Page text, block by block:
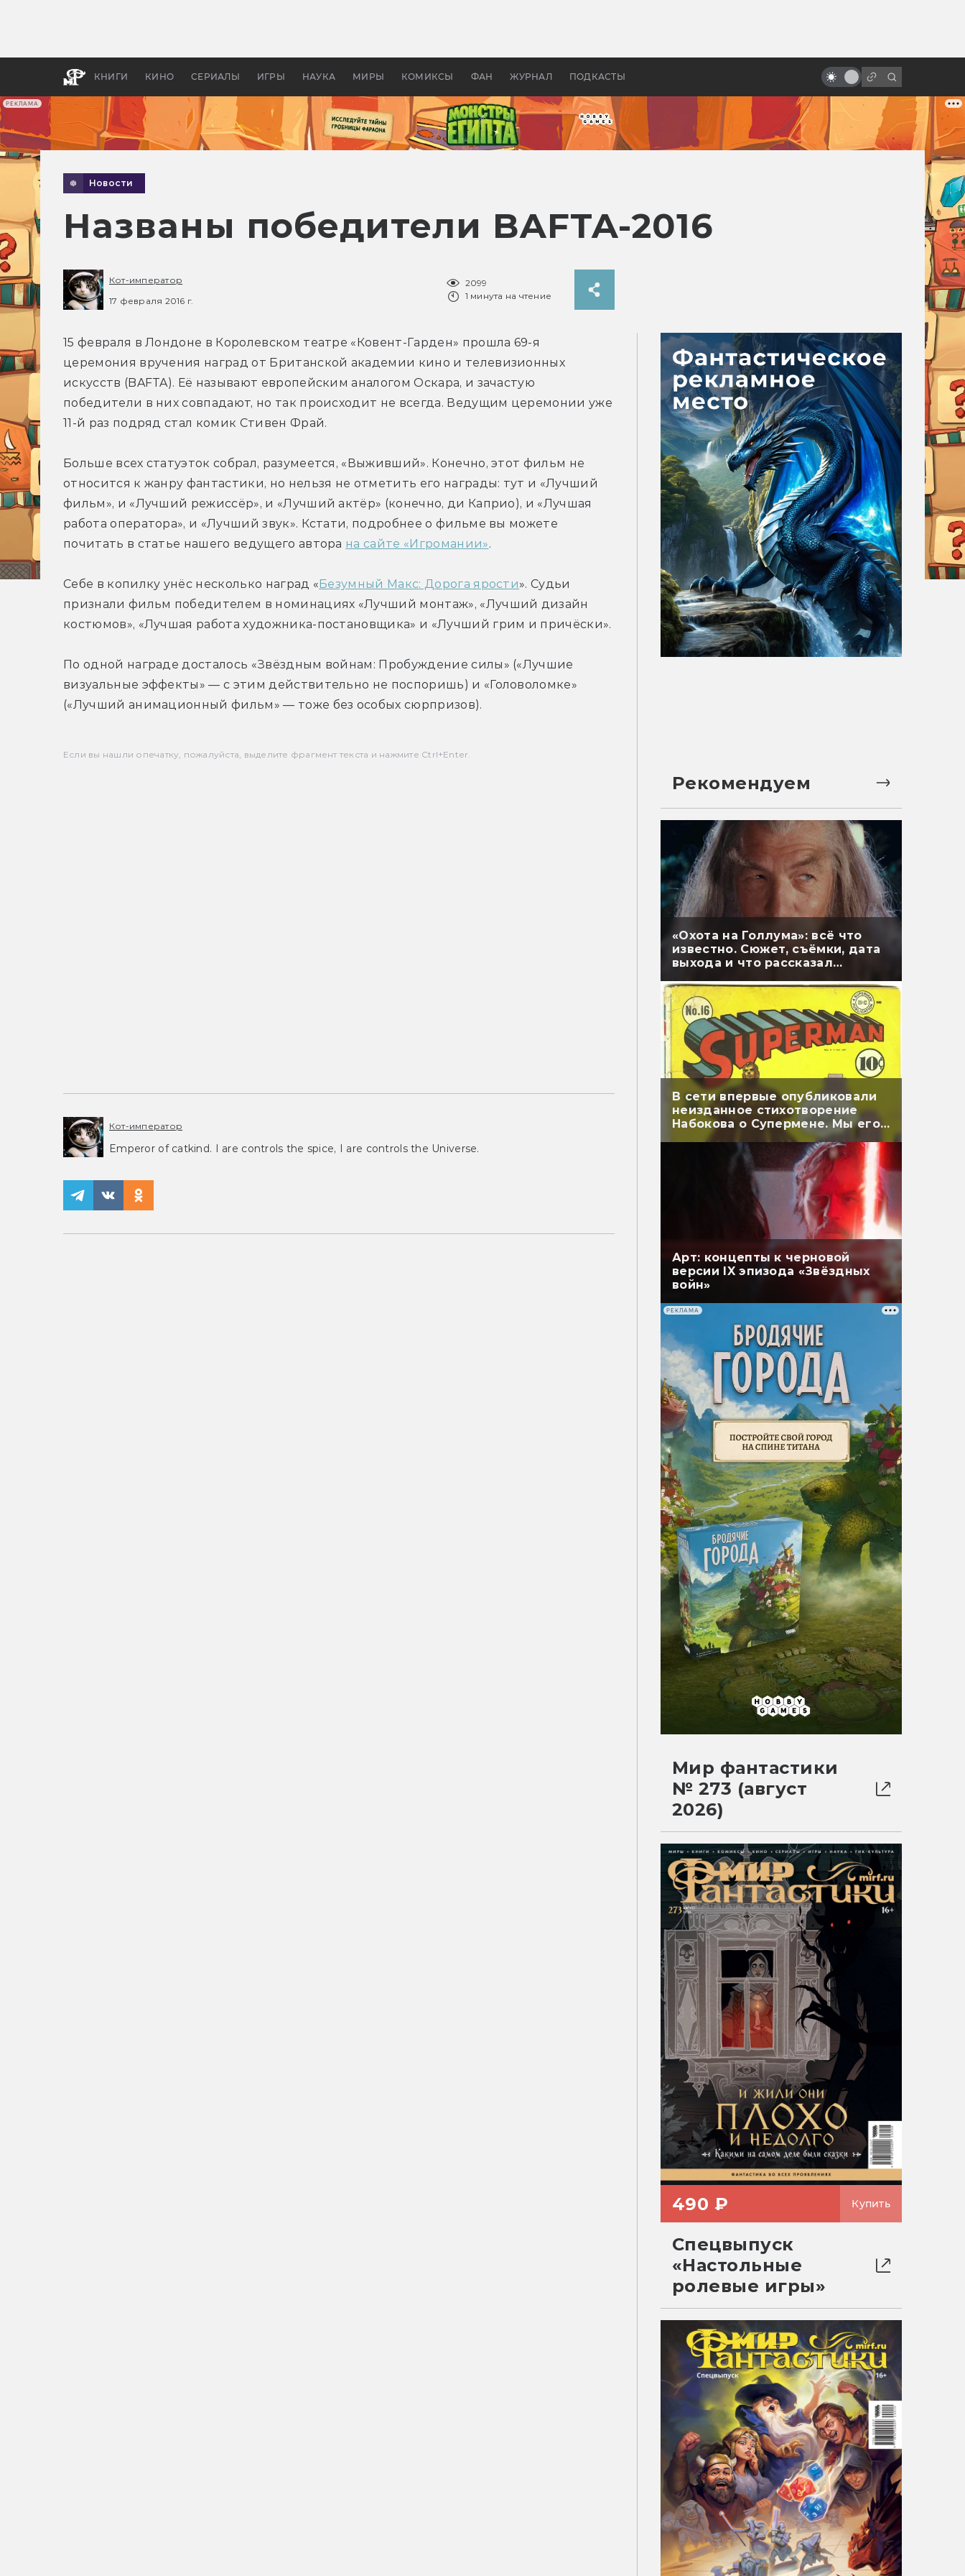
РЕКЛАМА
КНИГИ КИНО СЕРИАЛЫ ИГРЫ НАУКА МИРЫ КОМИКСЫ ФАН ЖУРНАЛ ПОДКАСТЫ
апокалипсис, в России —
бы «Властелина колец»
реальностью
Новости
Названы победители BAFTA-2016
Кот-император
17 февраля 2016 г.
2099
1 минута на чтение
15 февраля в Лондоне в Королевском театре «Ковент-Гарден» прошла 69-я
церемония вручения наград от Британской академии кино и телевизионных
искусств (BAFTA). Её называют европейским аналогом Оскара, и зачастую
победители в них совпадают, но так происходит не всегда. Ведущим церемонии уже
11-й раз подряд стал комик Стивен Фрай.
Больше всех статуэток собрал, разумеется, «Выживший». Конечно, этот фильм не
относится к жанру фантастики, но нельзя не отметить его награды: тут и «Лучший
фильм», и «Лучший режиссёр», и «Лучший актёр» (конечно, ди Каприо), и «Лучшая
работа оператора», и «Лучший звук». Кстати, подробнее о фильме вы можете
почитать в статье нашего ведущего автора на сайте «Игромании».
Себе в копилку унёс несколько наград « Безумный Макс: Дорога ярости». Судьи
признали фильм победителем в номинациях «Лучший монтаж», «Лучший дизайн
костюмов», «Лучшая работа художника-постановщика» и «Лучший грим и причёски».
По одной награде досталось «Звёздным войнам: Пробуждение силы» («Лучшие
визуальные эффекты» — с этим действительно не поспоришь) и «Головоломке»
(«Лучший анимационный фильм» — тоже без особых сюрпризов).
Если вы нашли опечатку, пожалуйста, выделите фрагмент текста и нажмите Ctrl+Enter.
Кот-император
Emperor of catkind. I are controls the spice, I are controls the Universe.
Рекомендуем
«Охота на Голлума»: всё что
известно. Сюжет, съёмки, дата
выхода и что рассказал
В сети впервые опубликовали
неизданное стихотворение
Набокова о Супермене. Мы его
перевели
Арт: концепты к черновой
версии IX эпизода «Звёздных
войн»
РЕКЛАМА
Мир фантастики
№ 273 (август
2026)
490 ₽ Купить
Спецвыпуск
«Настольные
ролевые игры»